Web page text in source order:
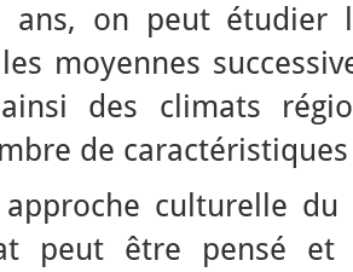
ans, on peut étudier
moyennes
des climats
de caractéristiques
culturelle du
peut être pensé et